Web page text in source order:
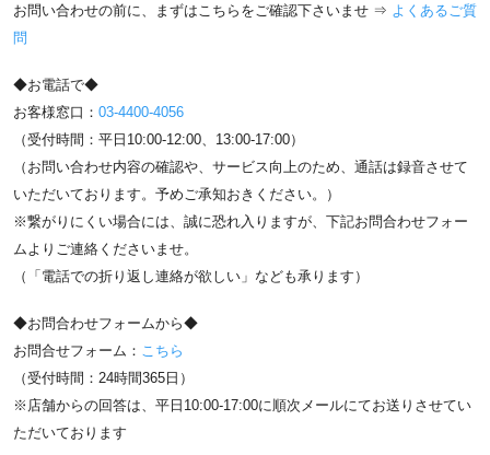
お問い合わせの前に、まずはこちらをご確認下さいませ ⇒ よくあるご質
問
◆お電話で◆
お客様窓口： 03-4400-4056
（受付時間：平日10:00-12:00、13:00-17:00）
（お問い合わせ内容の確認や、サービス向上のため、通話は録音させて
いただいております。予めご承知おきください。）
※繋がりにくい場合には、誠に恐れ入りますが、下記お問合わせフォー
ムよりご連絡くださいませ。
（「電話での折り返し連絡が欲しい」なども承ります）
◆お問合わせフォームから◆
お問合せフォーム： こちら
（受付時間：24時間365日）
※店舗からの回答は、平日10:00-17:00に順次メールにてお送りさせてい
ただいております